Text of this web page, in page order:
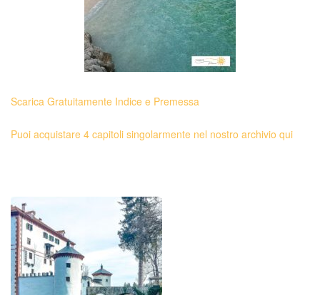
Scarica Gratuitamente Indice e Premessa
Puoi acquistare 4 capitoli singolarmente nel nostro archivio qui